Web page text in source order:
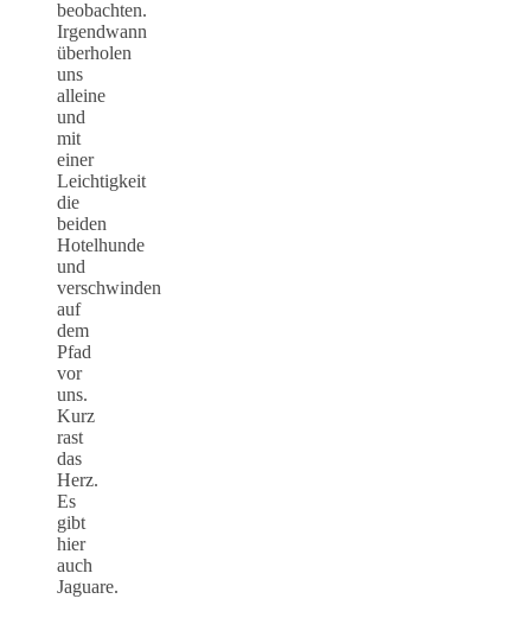
beobachten.
Irgendwann
überholen
uns
alleine
und
mit
einer
Leichtigkeit
die
beiden
Hotelhunde
und
verschwinden
auf
dem
Pfad
vor
uns.
Kurz
rast
das
Herz.
Es
gibt
hier
auch
Jaguare.